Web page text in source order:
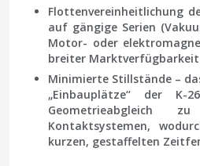
Flotten­vereinheitlichung
auf gängige Serien
Motor- oder
breiter Marktverfügbarkeit
Minimierte Stillstände–
„Einbauplätze“ der K-
Geometrieabgleich
Kontaktsystemen,
kurzen, gestaffelten